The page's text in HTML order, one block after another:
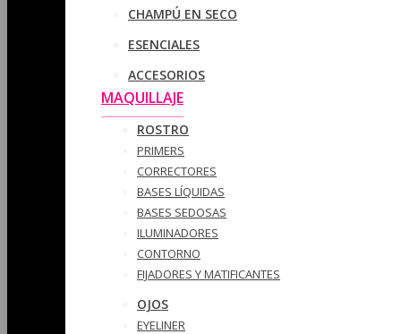
CHAMPÚ EN SECO
ESENCIALES
ACCESORIOS
MAQUILLAJE
ROSTRO
PRIMERS
CORRECTORES
BASES LÍQUIDAS
BASES SEDOSAS
ILUMINADORES
CONTORNO
FIJADORES Y MATIFICANTES
OJOS
EYELINER